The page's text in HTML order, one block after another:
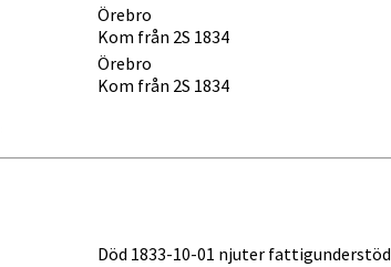
Örebro
Kom från 2S 1834
Örebro
Kom från 2S 1834
Död 1833-10-01 njuter fattigunderstöd